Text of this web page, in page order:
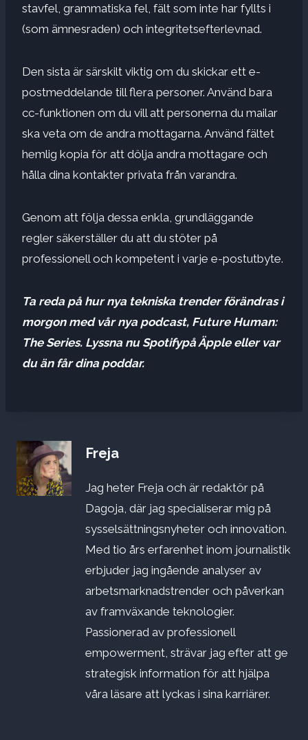
stavfel, grammatiska fel, fält som inte har fyllts i
(som ämnesraden) och integritetsefterlevnad.
Den sista är särskilt viktig om du skickar ett e-
postmeddelande till flera personer. Använd bara
cc-funktionen om du vill att personerna du mailar
ska veta om de andra mottagarna. Använd fältet
hemlig kopia för att dölja andra mottagare och
hålla dina kontakter privata från varandra.
Genom att följa dessa enkla, grundläggande
regler säkerställer du att du stöter på
professionell och kompetent i varje e-postutbyte.
Ta reda på hur nya tekniska trender förändras i
morgon med vår nya podcast, Future Human:
The Series. Lyssna nu SpotifypåÄppleeller var
du än får dina poddar.
Freja
Jag heter Freja och är redaktör på
Dagoja, där jag specialiserar mig på
sysselsättningsnyheter och innovation.
Med tio års erfarenhet inom journalistik
erbjuder jag ingående analyser av
arbetsmarknadstrender och påverkan
av framväxande teknologier.
Passionerad av professionell
empowerment, strävar jag efter att ge
strategisk information för att hjälpa
våra läsare att lyckas i sina karriärer.